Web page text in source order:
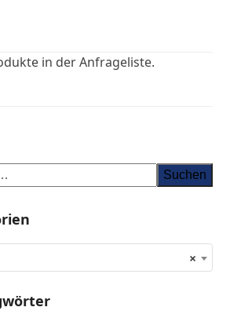
in der Anfrageliste.
Suchen
×